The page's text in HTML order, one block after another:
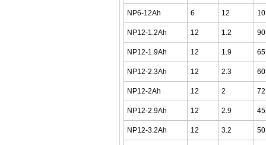
NP6-12Ah 6 12 10
NP12-1.2Ah 12 1.2 90
NP12-1.9Ah 12 1.9 65
NP12-2.3Ah 12 2.3 60
NP12-2Ah 12 2 72
NP12-2.9Ah 12 2.9 45
NP12-3.2Ah 12 3.2 50